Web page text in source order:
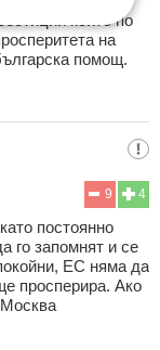
които по
на
помощ.
4
9
постоянно
го запомнят и се
ЕС няма да
просперира. Ако